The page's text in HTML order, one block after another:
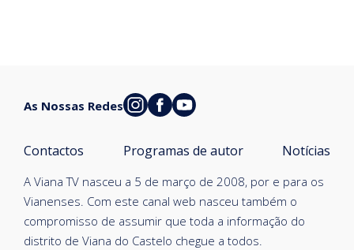
A Viana TV nasceu a 5 de março de 2008, por e para os
Vianenses. Com este canal web nasceu também o
compromisso de assumir que toda a informação do
distrito de Viana do Castelo chegue a todos.
Contactos Programas de autor Notícias
As Nossas Redes